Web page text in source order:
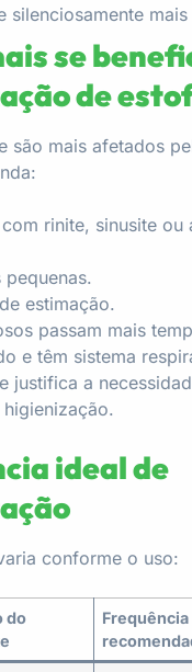
silenciosamente
se
de
são mais afetados
rinite, sinusite ou
pequenas.
estimação.
passam mais
e têm sistema
justifica a
ideal de
conforme o uso:
do
Frequência